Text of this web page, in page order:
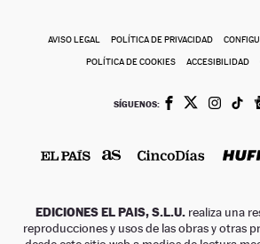
AVISO LEGAL POLÍTICA DE PRIVACIDAD
POLÍTICA DE COOKIES ACCESIBILIDAD
SÍGUENOS:
EDICIONES EL PAIS, S.L.U. realiza una
reproducciones y usos de las obras y otras